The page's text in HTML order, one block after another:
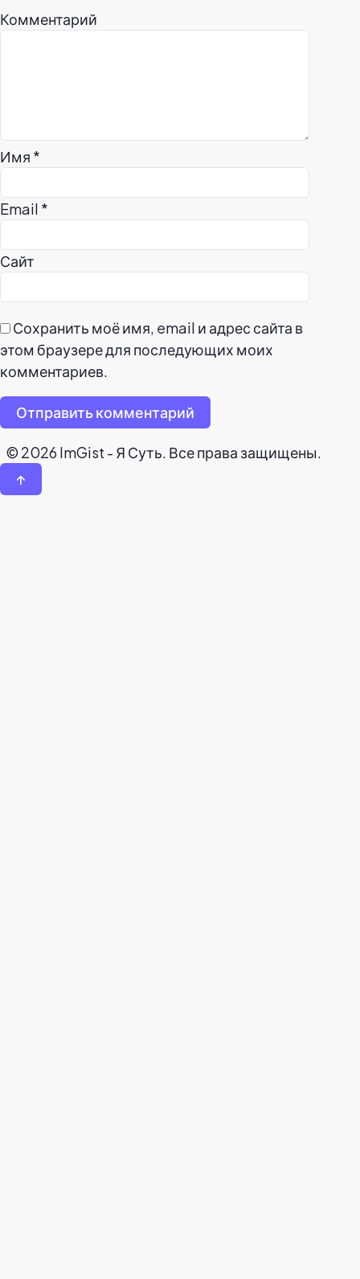
Комментарий
Имя *
Email *
Сайт
Сохранить моё имя, email и адрес сайта в
этом браузере для последующих моих
комментариев.
Отправить комментарий
© 2026 ImGist - Я Суть. Все права защищены.
↑